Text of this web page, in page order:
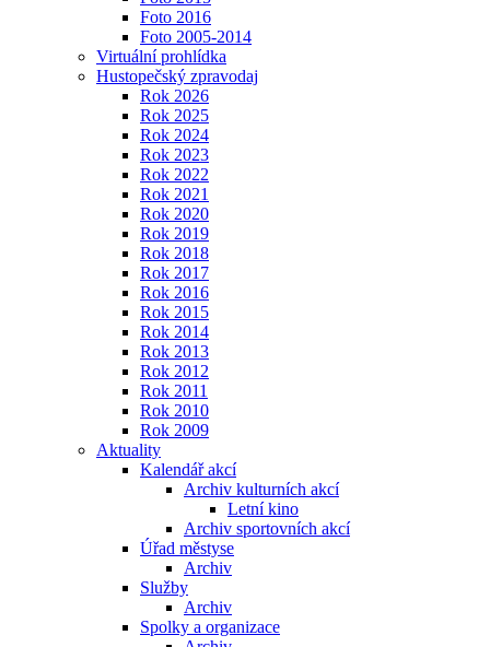
Foto 2016
Foto 2005-2014
Virtuální prohlídka
Hustopečský zpravodaj
Rok 2026
Rok 2025
Rok 2024
Rok 2023
Rok 2022
Rok 2021
Rok 2020
Rok 2019
Rok 2018
Rok 2017
Rok 2016
Rok 2015
Rok 2014
Rok 2013
Rok 2012
Rok 2011
Rok 2010
Rok 2009
Aktuality
Kalendář akcí
Archiv kulturních akcí
Letní kino
Archiv sportovních akcí
Úřad městyse
Archiv
Služby
Archiv
Spolky a organizace